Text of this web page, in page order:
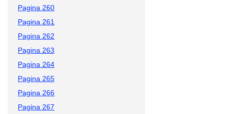
Pagina 260
Pagina 261
Pagina 262
Pagina 263
Pagina 264
Pagina 265
Pagina 266
Pagina 267